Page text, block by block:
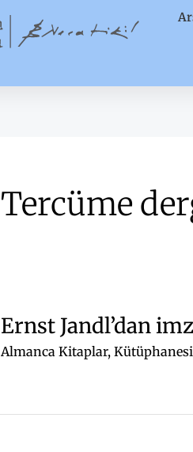
Tercüme
Ernst Jandl’dan
Almanca Kitaplar, Kütüphanesi